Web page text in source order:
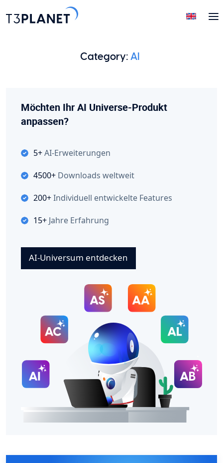
Category: AI
Möchten Ihr AI Universe-Produkt
anpassen?
5+AI-Erweiterungen
4500+ Downloads weltweit
200+Individuell entwickelte Features
15+ Jahre Erfahrung
AI-Universum entdecken